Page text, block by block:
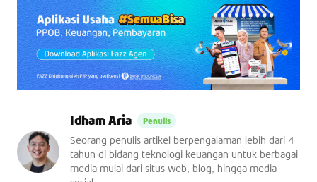
Idham Aria
Seorang penulis artikel berpengalaman lebih dari 4
tahun di bidang teknologi keuangan untuk berbagai
media mulai dari situs web, blog, hingga media